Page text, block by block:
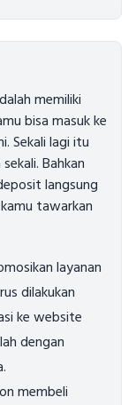
memiliki
bisa masuk ke
Sekali lagi itu
Bahkan
langsung
tawarkan
layanan
dilakukan
ke website
dengan
membeli